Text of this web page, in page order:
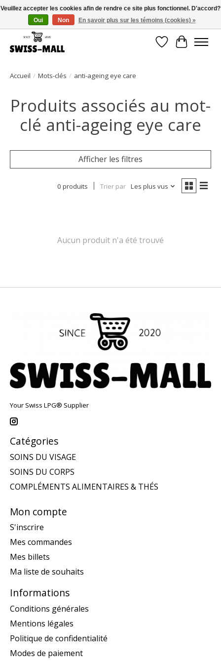
Livraison gratuite dès CHF 250 – livrée avec soin et fiabilité
Liste dePanier
Accueil / Mots-clés / anti-ageing eye care
Produits associés au mot-
clé anti-ageing eye care
Afficher les filtres
0 produits Trier par Les plus vus
Aucun produit n'a été trouvé
Your Swiss LPG® Supplier
Catégories
SOINS DU VISAGE
SOINS DU CORPS
COMPLÉMENTS ALIMENTAIRES & THÉS
Mon compte
S'inscrire
Mes commandes
Mes billets
Ma liste de souhaits
Informations
Conditions générales
Mentions légales
Politique de confidentialité
Modes de paiement
Veuillez accepter les cookies afin de rendre ce site plus fonctionnel. D'accord?
Oui
Non En savoir plus sur les témoins (cookies) »